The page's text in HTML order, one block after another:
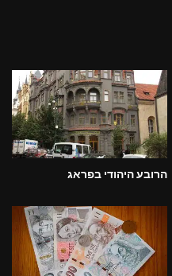
הרובע היהודי בפראג